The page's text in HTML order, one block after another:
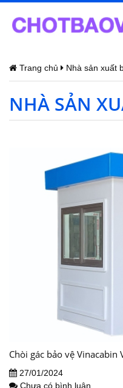
Trang chủ Nhà sản xuất
NHÀ SẢN
Chòi gác bảo vệ Vinacabin
27/01/2024
Chưa có bình luận